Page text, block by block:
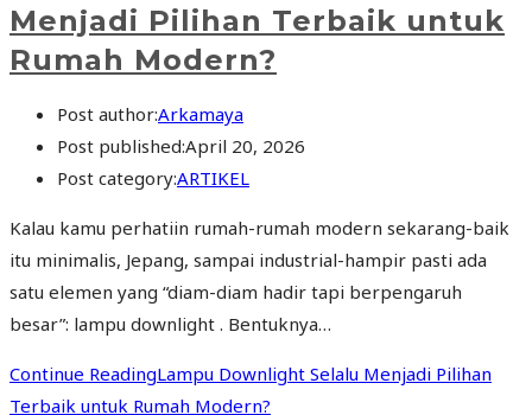
Menjadi Pilihan Terbaik untuk
Rumah Modern?
Post author:Arkamaya
Post published:April 20, 2026
Post category:ARTIKEL
Kalau kamu perhatiin rumah-rumah modern sekarang-baik
itu minimalis, Jepang, sampai industrial-hampir pasti ada
satu elemen yang “diam-diam hadir tapi berpengaruh
besar”: lampu downlight . Bentuknya…
Continue ReadingLampu Downlight Selalu Menjadi Pilihan
Terbaik untuk Rumah Modern?